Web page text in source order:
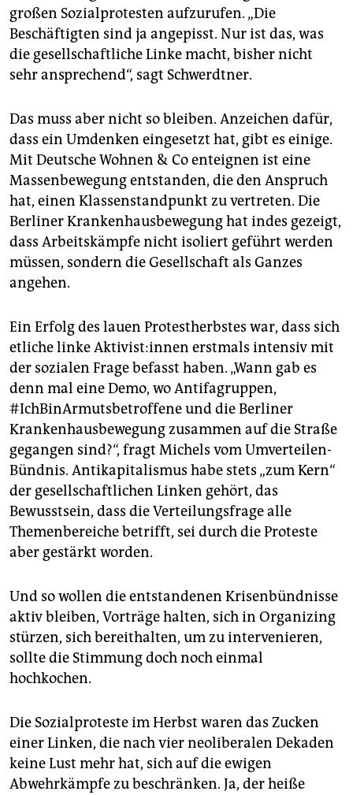
großen Sozialprotesten aufzurufen. „Die
Beschäftigten sind ja angepisst. Nur ist das, was
die gesellschaftliche Linke macht, bisher nicht
sehr ansprechend“, sagt Schwerdtner.
Das muss aber nicht so bleiben. Anzeichen dafür,
dass ein Umdenken eingesetzt hat, gibt es einige.
Mit Deutsche Wohnen & Co enteignen ist eine
Massenbewegung entstanden, die den Anspruch
hat, einen Klassenstandpunkt zu vertreten. Die
Berliner Krankenhausbewegung hat indes gezeigt,
dass Arbeitskämpfe nicht isoliert geführt werden
müssen, sondern die Gesellschaft als Ganzes
angehen.
Ein Erfolg des lauen Protestherbstes war, dass sich
etliche linke Ak­ti­vis­t:in­nen erstmals intensiv mit
der sozialen Frage befasst haben. „Wann gab es
denn mal eine Demo, wo Antifagruppen,
#IchBinArmutsbetroffene und die Berliner
Krankenhausbewegung zusammen auf die Straße
gegangen sind?“, fragt Michels vom Umverteilen-
Bündnis. Antikapitalismus habe stets „zum Kern“
der gesellschaftlichen Linken gehört, das
Bewusstsein, dass die Verteilungsfrage alle
Themenbereiche betrifft, sei durch die Proteste
aber gestärkt worden.
Und so wollen die entstandenen Krisenbündnisse
aktiv bleiben, Vorträge halten, sich in Organizing
stürzen, sich bereithalten, um zu intervenieren,
sollte die Stimmung doch noch einmal
hochkochen.
Die Sozialproteste im Herbst waren das Zucken
einer Linken, die nach vier neoliberalen Dekaden
keine Lust mehr hat, sich auf die ewigen
Abwehrkämpfe zu beschränken. Ja, der heiße